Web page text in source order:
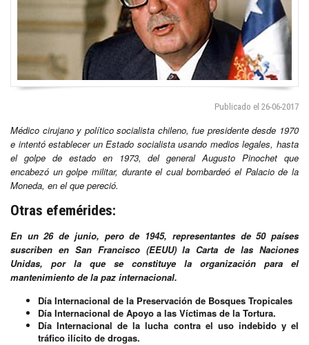
Publicado el 26-06-2017
Médico cirujano y político socialista chileno, fue presidente desde 1970
e intentó establecer un Estado socialista usando medios legales, hasta
el golpe de estado en 1973, del general Augusto Pinochet que
encabezó un golpe militar, durante el cual bombardeó el Palacio de la
Moneda, en el que pereció.
Otras efemérides:
En un 26 de junio, pero de 1945, representantes de 50 países
suscriben en San Francisco (EEUU) la Carta de las Naciones
Unidas, por la que se constituye la organización para el
mantenimiento de la paz internacional.
Día Internacional de la Preservación de Bosques Tropicales
Día Internacional de Apoyo a las Víctimas de la Tortura.
Día Internacional de la lucha contra el uso indebido y el
tráfico ilícito de drogas.